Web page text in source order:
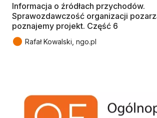
Informacja o źródłach przychodów.
Sprawozdawczość organizacji
poznajemy projekt. Część 6
● Rafał Kowalski, ngo.pl